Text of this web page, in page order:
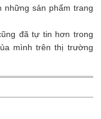
những sản phẩm trang
đã tự tin hơn trong
mình trên thị trường